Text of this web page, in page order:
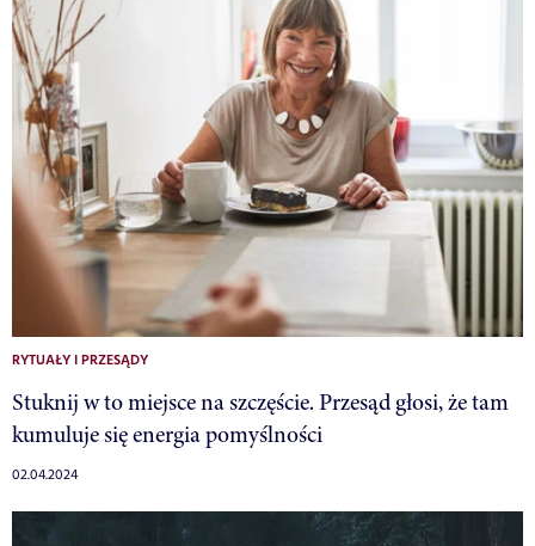
RYTUAŁY I PRZESĄDY
Stuknij w to miejsce na szczęście. Przesąd głosi, że tam
kumuluje się energia pomyślności
02.04.2024